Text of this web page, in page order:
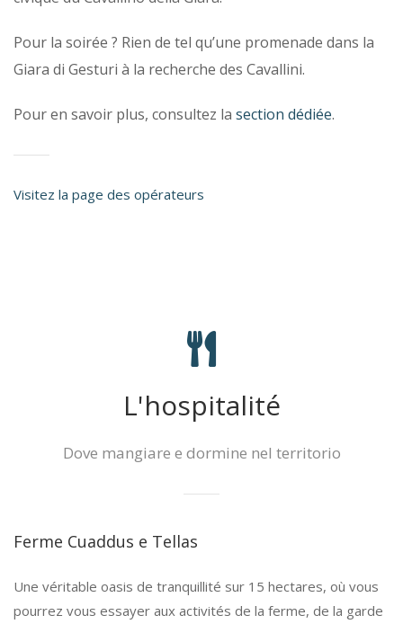
Pour la soirée ? Rien de tel qu’une promenade dans la
Giara di Gesturi à la recherche des Cavallini.
Pour en savoir plus, consultez la section dédiée.
Visitez la page des opérateurs
L'hospitalité
Dove mangiare e dormine nel territorio
Ferme Cuaddus e Tellas
Une véritable oasis de tranquillité sur 15 hectares, où vous
pourrez vous essayer aux activités de la ferme, de la garde